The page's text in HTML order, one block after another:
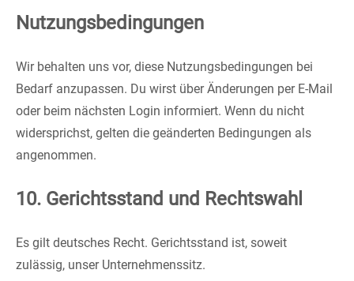
Nutzungsbedingungen
Wir behalten uns vor, diese Nutzungsbedingungen bei
Bedarf anzupassen. Du wirst über Änderungen per E-Mail
oder beim nächsten Login informiert. Wenn du nicht
widersprichst, gelten die geänderten Bedingungen als
angenommen.
10. Gerichtsstand und Rechtswahl
Es gilt deutsches Recht. Gerichtsstand ist, soweit
zulässig, unser Unternehmenssitz.